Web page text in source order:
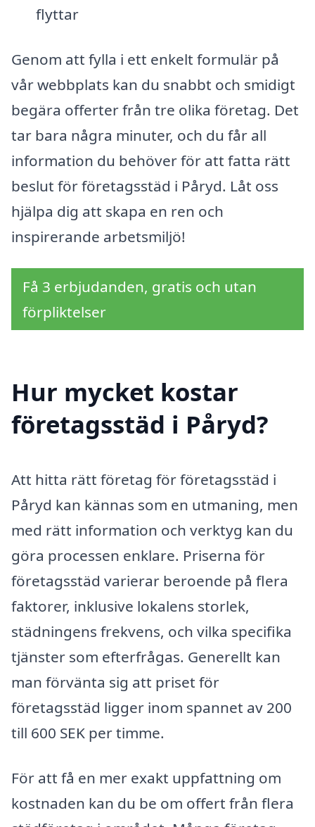
flyttar
Genom att fylla i ett enkelt formulär på
vår webbplats kan du snabbt och smidigt
begära offerter från tre olika företag. Det
tar bara några minuter, och du får all
information du behöver för att fatta rätt
beslut för företagsstäd i Påryd. Låt oss
hjälpa dig att skapa en ren och
inspirerande arbetsmiljö!
Få 3 erbjudanden, gratis och utan
förpliktelser
Hur mycket kostar
företagsstäd i Påryd?
Att hitta rätt företag för företagsstäd i
Påryd kan kännas som en utmaning, men
med rätt information och verktyg kan du
göra processen enklare. Priserna för
företagsstäd varierar beroende på flera
faktorer, inklusive lokalens storlek,
städningens frekvens, och vilka specifika
tjänster som efterfrågas. Generellt kan
man förvänta sig att priset för
företagsstäd ligger inom spannet av 200
till 600 SEK per timme.
För att få en mer exakt uppfattning om
kostnaden kan du be om offert från flera